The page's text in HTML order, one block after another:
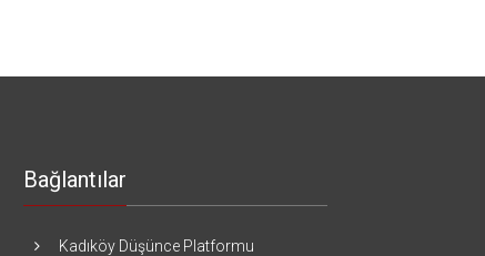
Bağlantılar
Kadıköy Düşünce Platformu